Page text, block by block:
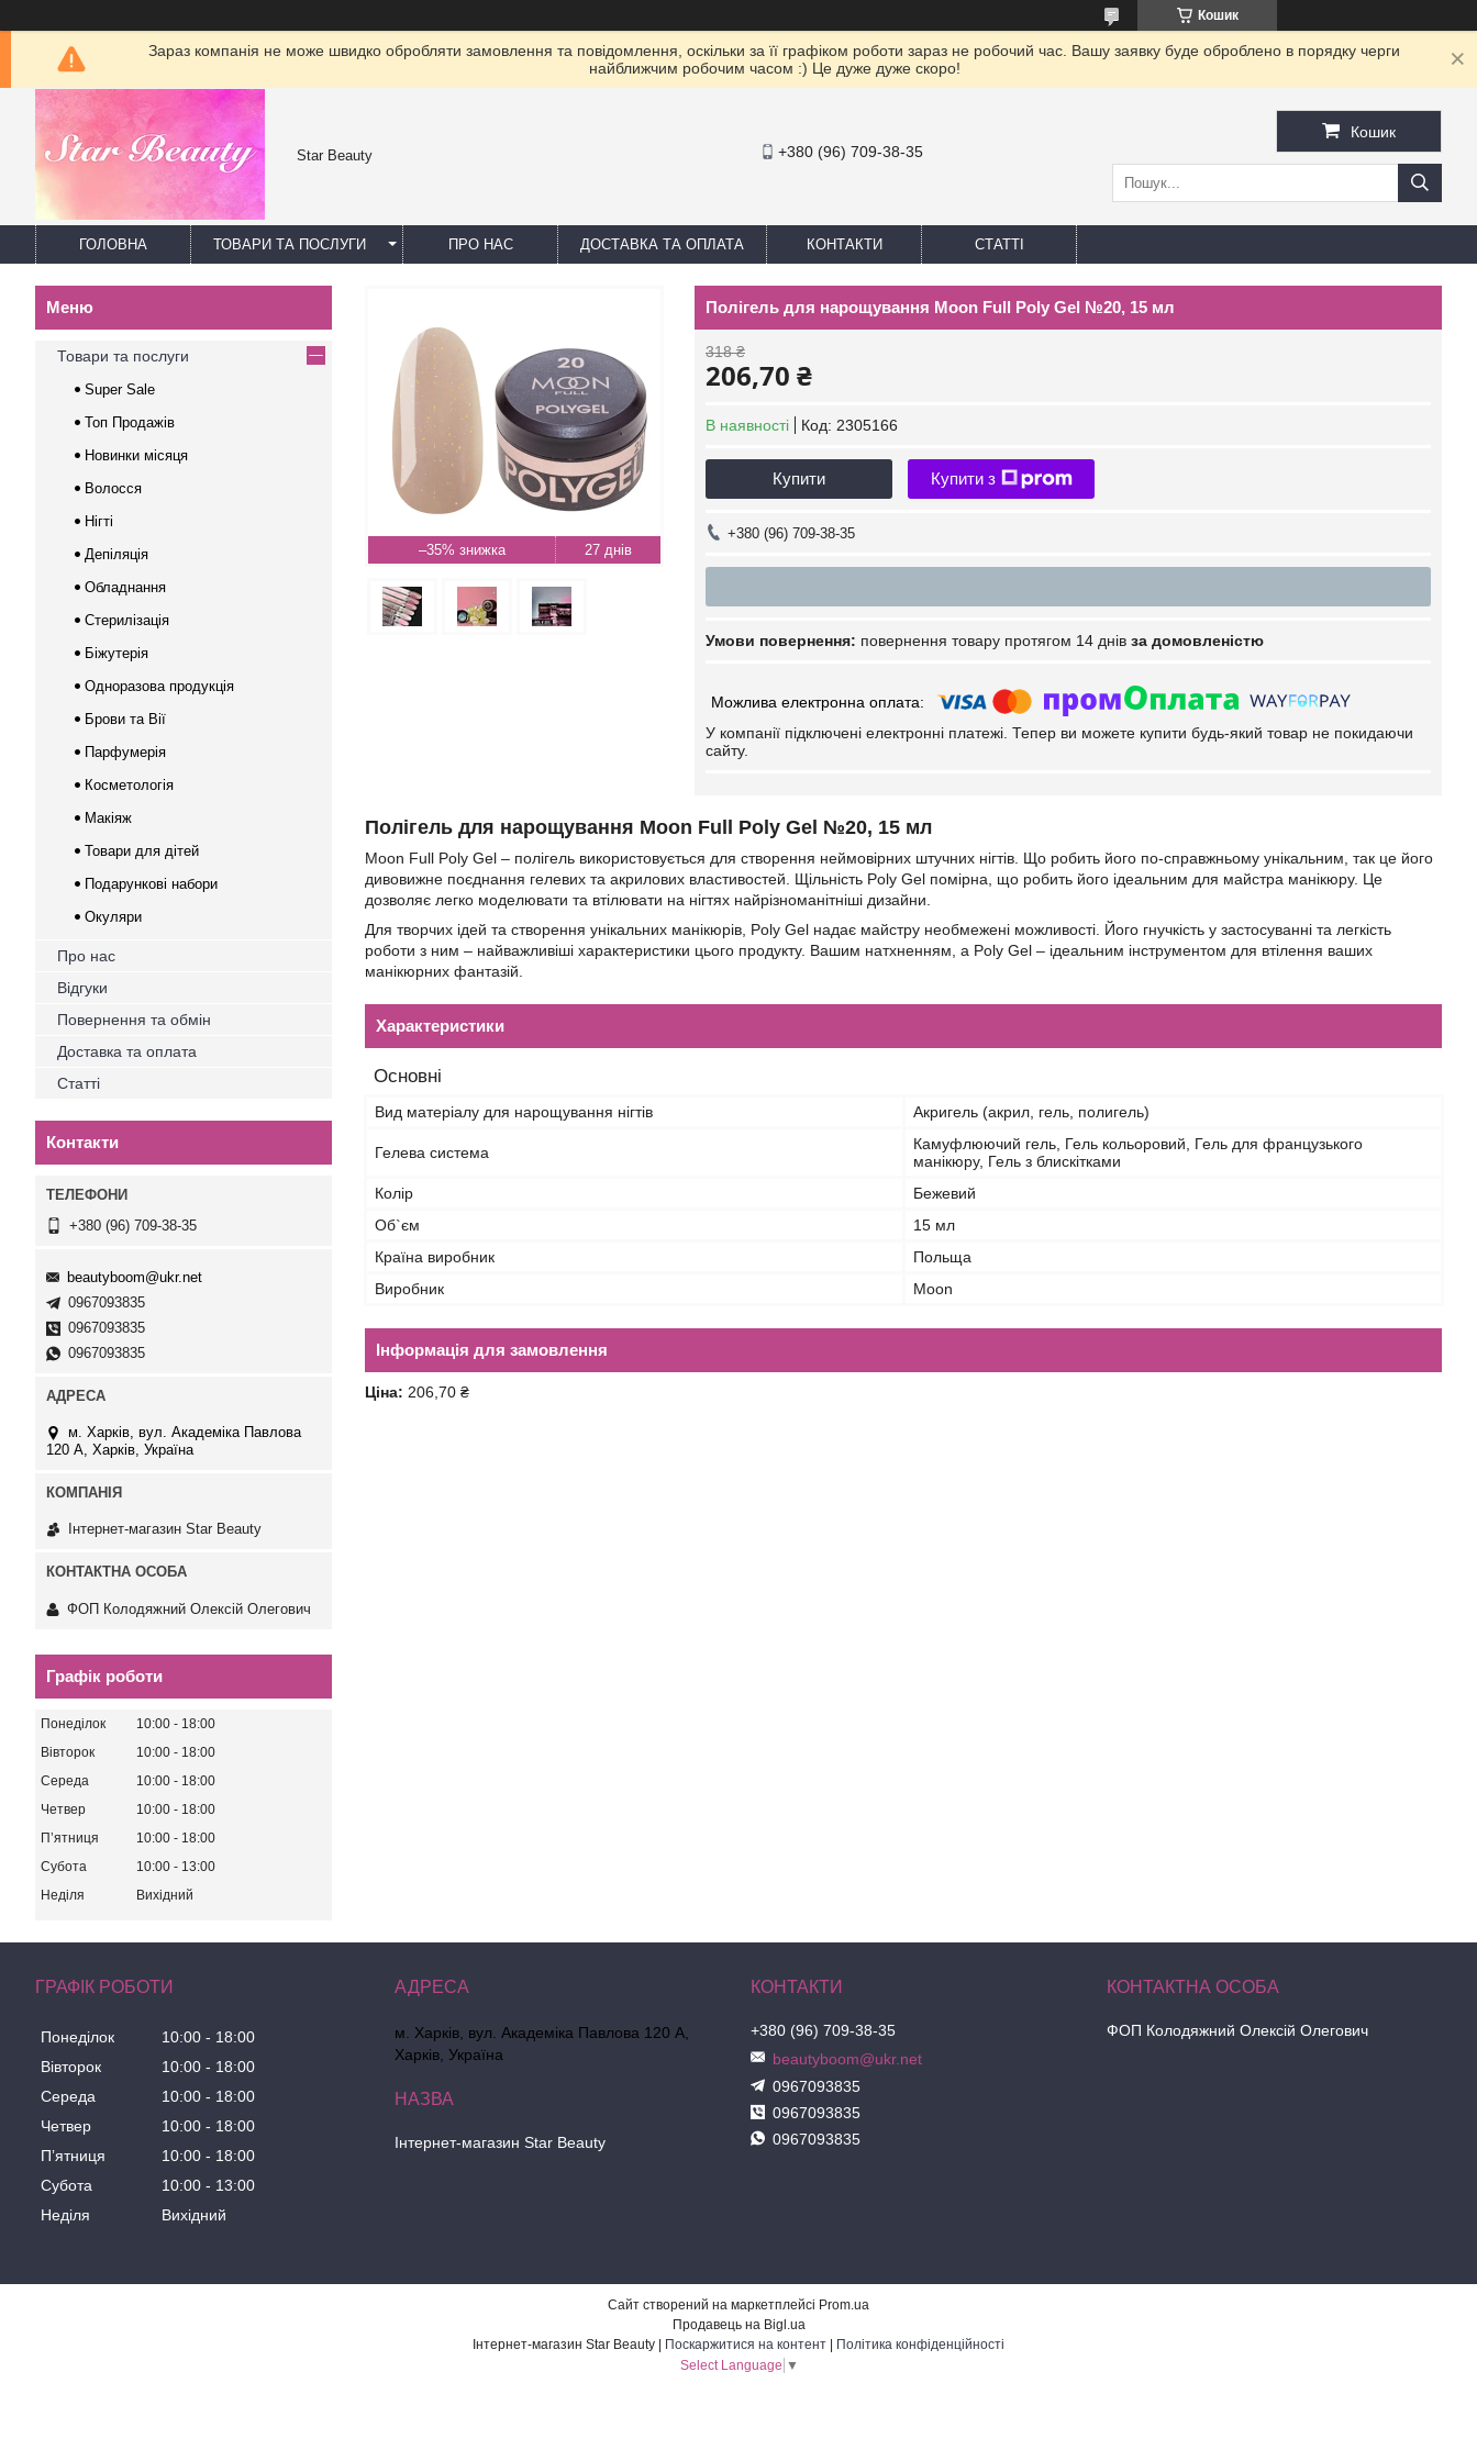
Кошик
Зараз компанія не може швидко обробляти замовлення та повідомлення, оскільки за її графіком роботи зараз не робочий час. Вашу заявку буде оброблено в порядку черги
найближчим робочим часом :) Це дуже дуже скоро!
Star Beauty +380 (96) 709-38-35
Кошик
ГОЛОВНА ТОВАРИ ТА ПОСЛУГИ ПРО НАС ДОСТАВКА ТА ОПЛАТА КОНТАКТИ СТАТТІ
–35% 27 днів
Полігель для нарощування Moon Full Poly Gel №20, 15 мл
318 ₴
206,70 ₴
В наявності Код: 2305166
Купити Купити з
+380 (96) 709-38-35
повернення товару протягом 14 днів за домовленістю
У компанії підключені електронні платежі. Тепер ви можете купити будь-який товар не покидаючи
сайту.
Полігель для нарощування Moon Full Poly Gel №20, 15 мл
Moon Full Poly Gel – полігель використовується для створення неймовірних штучних нігтів. Що робить його по-справжньому унікальним, так це його
дивовижне поєднання гелевих та акрилових властивостей. Щільність Poly Gel помірна, що робить його ідеальним для майстра манікюру. Це
дозволяє легко моделювати та втілювати на нігтях найрізноманітніші дизайни.
Для творчих ідей та створення унікальних манікюрів, Poly Gel надає майстру необмежені можливості. Його гнучкість у застосуванні та легкість
роботи з ним – найважливіші характеристики цього продукту. Вашим натхненням, а Poly Gel – ідеальним інструментом для втілення ваших
манікюрних фантазій.
Характеристики
Основні
Вид матеріалу для нарощування нігтів Акригель (акрил, гель, полигель)
Гелева система
Камуфлюючий гель, Гель кольоровий, Гель для французького
манікюру, Гель з блискітками
Колір
Бежевий
Об`єм
15 мл
Країна виробник
Польща
Виробник
Moon
Інформація для замовлення
Ціна: 206,70 ₴
Товари та послуги
Super Sale
Топ Продажів
Новинки місяця
Волосся
Нігті
Депіляція
Обладнання
Стерилізація
Біжутерія
Одноразова продукція
Брови та Вії
Парфумерія
Косметологія
Макіяж
Товари для дітей
Подарункові набори
Окуляри
Про нас
Відгуки
Повернення та обмін
Доставка та оплата
Статті
Контакти
+380 (96) 709-38-35
beautyboom@ukr.net
0967093835
0967093835
0967093835
м. Харків, вул. Академіка Павлова
120 А, Харків, Україна
Інтернет-магазин Star Beauty
ФОП Колодяжний Олексій Олегович
Графік роботи
Понеділок 10:00
18:00
Вівторок
10:00
18:00
Середа
10:00
18:00
Четвер
10:00
18:00
Пʼятниця
10:00
18:00
Субота
10:00
13:00
Неділя
Вихідний
ГРАФІК РОБОТИ
Понеділок 10:00
18:00
Вівторок
10:00
18:00
Середа
10:00
18:00
Четвер
10:00
18:00
Пʼятниця
10:00
18:00
Субота
10:00
13:00
Неділя
Вихідний
м. Харків, вул. Академіка Павлова 120 А,
Харків, Україна
Інтернет-магазин Star Beauty
+380 (96) 709-38-35
beautyboom@ukr.net
0967093835
0967093835
0967093835
ФОП Колодяжний Олексій Олегович
Сайт створений на маркетплейсі Prom.ua
Продавець на Bigl.ua
Інтернет-магазин Star Beauty | Поскаржитися на контент | Політика конфіденційності
Select Language ▼